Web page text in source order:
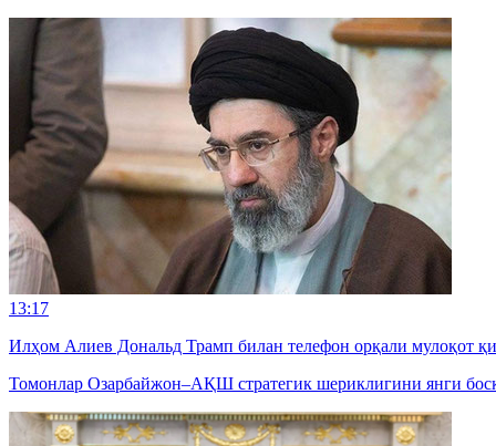
13:17
Илҳом Алиев Дональд Трамп билан телефон орқали мулоқот
Томонлар Озарбайжон–АҚШ стратегик шериклигини янги